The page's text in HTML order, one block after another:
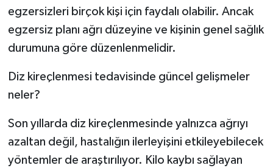
egzersizleri birçok kişi için faydalı olabilir. Ancak
egzersiz planı ağrı düzeyine ve kişinin genel sağlık
durumuna göre düzenlenmelidir.
Diz kireçlenmesi tedavisinde güncel gelişmeler
neler?
Son yıllarda diz kireçlenmesinde yalnızca ağrıyı
azaltan değil, hastalığın ilerleyişini etkileyebilecek
yöntemler de araştırılıyor. Kilo kaybı sağlayan